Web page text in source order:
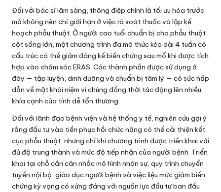
Đối với bác sĩ lâm sàng, thông điệp chính là tối ưu hóa trước
mổ không nên chỉ giới hạn ở việc rà soát thuốc và lập kế
hoạch phẫu thuật. Ở người cao tuổi chuẩn bị cho phẫu thuật
cột sống lớn, một chương trình đa mô thức kéo dài 4 tuần có
cấu trúc có thể giảm đáng kể biến chứng sau mổ khi được tích
hợp vào chăm sóc ERAS. Các thành phần được sử dụng ở
đây — tập luyện, dinh dưỡng và chuẩn bị tâm lý — có sức hấp
dẫn về mặt khái niệm vì chúng đồng thời tác động lên nhiều
khía cạnh của tính dễ tổn thương.
Đối với lãnh đạo bệnh viện và hệ thống y tế, nghiên cứu gợi ý
rằng đầu tư vào tiền phục hồi chức năng có thể cải thiện kết
cục phẫu thuật, nhưng chỉ khi chương trình được triển khai với
đủ độ trung thành và mức độ tiếp nhận của người bệnh. Triển
khai tại chỗ cần cân nhắc mô hình nhân sự, quy trình chuyển
tuyến nội bộ, giáo dục người bệnh và việc liệu mức giảm biến
chứng kỳ vọng có xứng đáng với nguồn lực đầu tư ban đầu